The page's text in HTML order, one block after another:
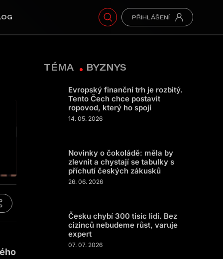
TÉMA BYZNYS
Evropský finanční trh je rozbitý.
Tento Čech chce postavit
ropovod, který ho spojí
14. 05. 2026
Novinky o čokoládě: měla by
zlevnit a chystají se tabulky s
příchutí českých zákusků
26. 06. 2026
Česku chybí 300 tisíc lidí. Bez
cizinců nebudeme růst, varuje
expert
07. 07. 2026